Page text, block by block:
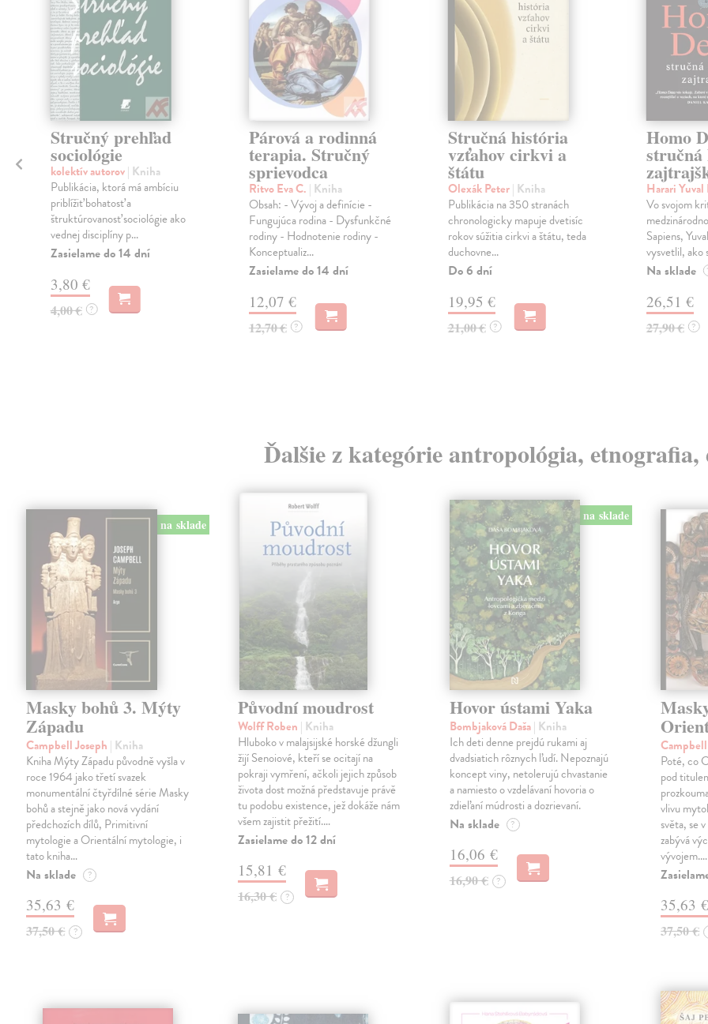
Stručný prehľad
sociológie
kolektív autorov| Kniha
Publikácia, ktorá má ambíciu
priblížiť bohatosť a
štruktúrovanosť sociológie ako
vednej disciplíny p...
Zasielame do 14 dní
3,80 €
4,00 € ?
Párová a rodinná
terapia. Stručný
sprievodca
Ritvo Eva C. | Kniha
Obsah: - Vývoj a definície -
Fungujúca rodina - Dysfunkčné
rodiny - Hodnotenie rodiny -
Konceptualiz...
Zasielame do 14 dní
12,07 €
12,70 € ?
Stručná história
vzťahov cirkvi a
štátu
Olexák Peter| Kniha
Publikácia na 350 stranách
chronologicky mapuje dvetisíc
rokov súžitia cirkvi a štátu, teda
duchovne...
Do 6 dní
19,95 €
21,00 € ?
Homo
Harari Yuval
Vo svojom
Sapiens,
vysvetlil, ako
Na sklade
26,51 €
27,90 € ?
Ďalšie z kategórie antropológia, etnografia,
na sklade
Masky bohů 3. Mýty
Západu
Campbell Joseph | Kniha
Kniha Mýty Západu původně vyšla v
roce 1964 jako třetí svazek
monumentální čtyřdílné série Masky
bohů a stejně jako nová vydání
předchozích dílů, Primitivní
mytologie a Orientální mytologie, i
tato kniha…
Na sklade ?
35,63 €
37,50 € ?
Původní moudrost
Wolff Roben | Kniha
Hluboko v malajsijské horské džungli
žijí Senoiové, kteří se ocitají na
pokraji vymření, ačkoli jejich způsob
života dost možná představuje právě
tu podobu existence, jež dokáže nám
všem zajistit přežití.…
Zasielame do 12 dní
15,81 €
16,30 € ?
na sklade
Hovor ústami Yaka
Bombjaková Daša| Kniha
Ich deti denne prejdú rukami aj
dvadsiatich rôznych ľudí. Nepoznajú
koncept viny, netolerujú chvastanie
a namiesto o vzdelávaní hovoria o
zdieľaní múdrosti a dozrievaní.
Na sklade ?
16,06 €
16,90 € ?
Poté, co
pod
vlivu
světa, se
zabývá
vývojem.…
35,63 €
37,50 €